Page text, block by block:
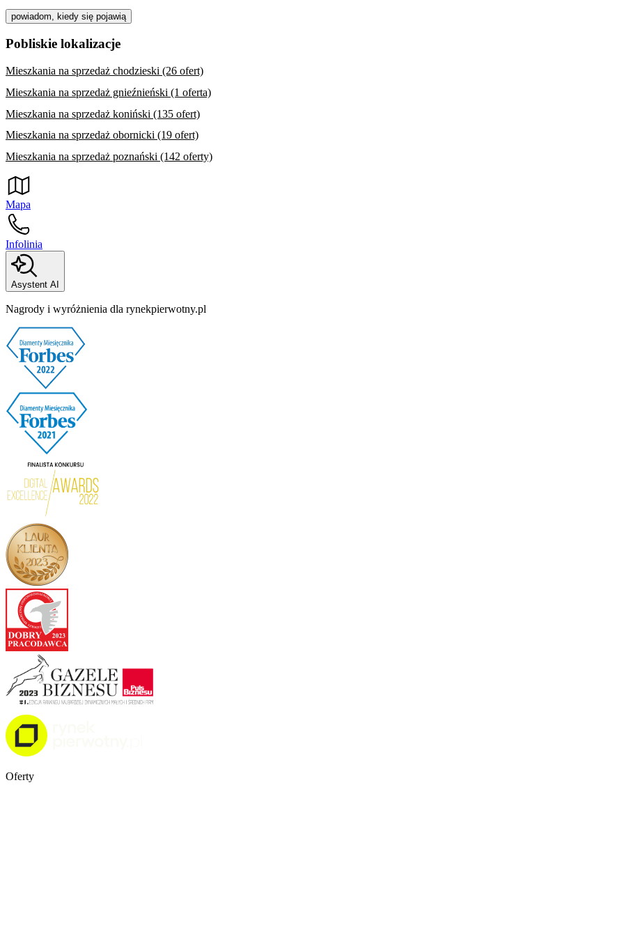
powiadom, kiedy się pojawią
Pobliskie lokalizacje
Mieszkania na sprzedaż chodzieski (26 ofert)
Mieszkania na sprzedaż gnieźnieński (1 oferta)
Mieszkania na sprzedaż koniński (135 ofert)
Mieszkania na sprzedaż obornicki (19 ofert)
Mieszkania na sprzedaż poznański (142 oferty)
Mapa
Infolinia
Asystent AI
Nagrody i wyróżnienia dla rynekpierwotny.pl
Oferty